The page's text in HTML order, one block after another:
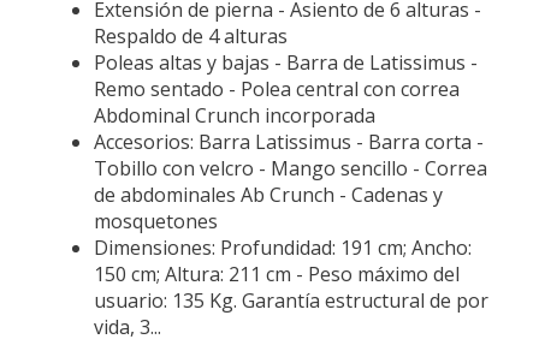
Extensión de pierna - Asiento de 6 alturas -
Respaldo de 4 alturas
Poleas altas y bajas - Barra de Latissimus -
Remo sentado - Polea central con correa
Abdominal Crunch incorporada
Accesorios: Barra Latissimus - Barra corta -
Tobillo con velcro - Mango sencillo - Correa
de abdominales Ab Crunch - Cadenas y
mosquetones
Dimensiones: Profundidad: 191 cm; Ancho:
150 cm; Altura: 211 cm - Peso máximo del
usuario: 135 Kg. Garantía estructural de por
vida, 3...